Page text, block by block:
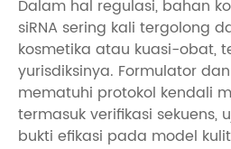
Dalam hal regulasi, bahan
siRNA sering kali tergolong
kosmetika atau kuasi-obat,
yurisdiksinya. Formulator
mematuhi protokol kendali
termasuk verifikasi sekuens,
bukti efikasi pada model